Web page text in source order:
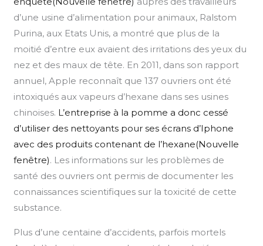
d’une usine d’alimentation pour animaux, Ralstom
Purina, aux Etats Unis, a montré que plus de la
moitié d’entre eux avaient des irritations des yeux du
nez et des maux de tête. En 2011, dans son rapport
annuel, Apple reconnaît que 137 ouvriers ont été
intoxiqués aux vapeurs d’hexane dans ses usines
chinoises. L’entreprise à la pomme a donc cessé
d’utiliser des nettoyants pour ses écrans d’Iphone
avec des produits contenant de l’hexane(Nouvelle
fenêtre). Les informations sur les problèmes de
santé des ouvriers ont permis de documenter les
connaissances scientifiques sur la toxicité de cette
substance.
Plus d’une centaine d’accidents, parfois mortels